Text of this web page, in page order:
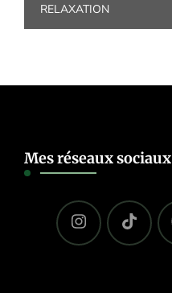
RELAXATION
Mes réseaux sociaux